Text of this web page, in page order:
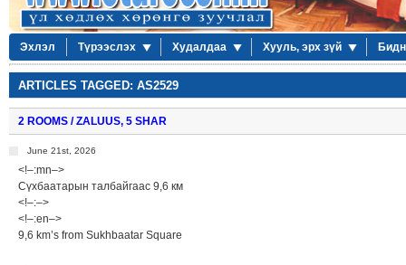
Эхлэл Түрээслэх Худалдаа Хууль, эрх зүй
ARTICLES TAGGED: AS2529
2 ROOMS / ZALUUS, 5 SHAR
June 21st, 2026
<!–:mn–>
Сүхбаатарын талбайгаас 9,6 км
<!–:–>
<!–:en–>
9,6 km’s from Sukhbaatar Square